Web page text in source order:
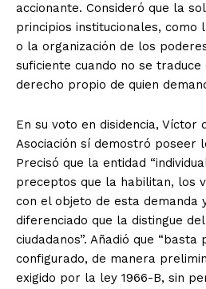
accionante. Consideró que la
principios institucionales, como
o la organización de los
suficiente cuando no se
derecho propio de quien
En su voto en disidencia, Víctor
Asociación sí demostró poseer
Precisó que la entidad
preceptos que la habilitan, los
con el objeto de esta demanda
diferenciado que la distingue
ciudadanos”. Añadió que
configurado, de manera
exigido por la ley 1966-B, sin